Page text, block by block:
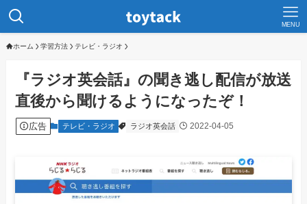
MENU
ホーム 学習方法 テレビ・ラジオ
『ラジオ英会話』の聞き逃し配信が放送
直後から聞けるようになったぞ！
広告 テレビ・ラジオ ラジオ英会話 2022-04-05